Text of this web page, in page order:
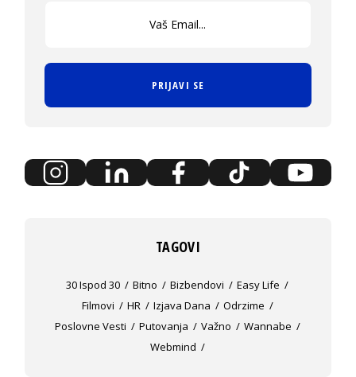
PRIJAVI SE
TAGOVI
30 Ispod 30 Bitno Bizbendovi
Easy Life
Filmovi
HR Izjava Dana
Odrzime
Poslovne Vesti
Putovanja Važno
Wannabe
Webmind